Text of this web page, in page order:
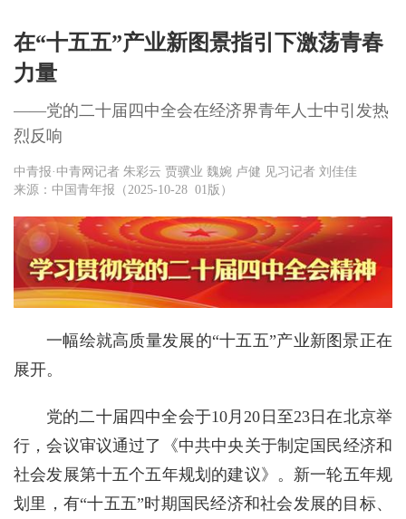
在“十五五”产业新图景指引下激荡青春
力量
——党的二十届四中全会在经济界青年人士中引发热
烈反响
中青报·中青网记者 朱彩云 贾骥业 魏婉 卢健 见习记者 刘佳佳
来源：中国青年报（2025-10-28 01版）
一幅绘就高质量发展的“十五五”产业新图景正在
展开。
党的二十届四中全会于10月20日至23日在北京举
行，会议审议通过了《中共中央关于制定国民经济和
社会发展第十五个五年规划的建议》。新一轮五年规
划里，有“十五五”时期国民经济和社会发展的目标、